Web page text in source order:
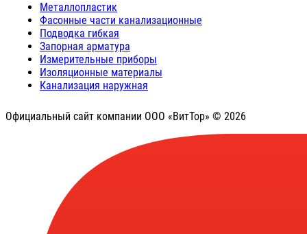
Металлопластик
Фасонные части канализационные
Подводка гибкая
Запорная арматура
Измерительные приборы
Изоляционные материалы
Канализация наружная
Официальный сайт компании ООО «ВитТор» © 2026